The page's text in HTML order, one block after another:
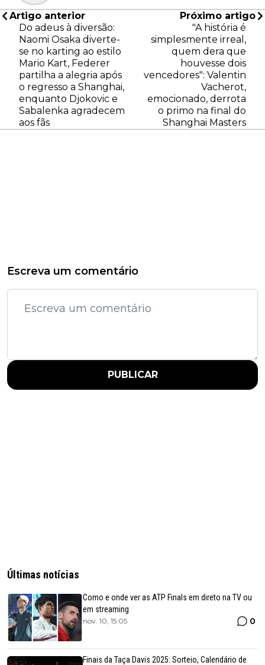
Artigo anterior
Do adeus à diversão:
Naomi Osaka diverte-
se no karting ao estilo
Mario Kart, Federer
partilha a alegria após
o regresso a Shanghai,
enquanto Djokovic e
Sabalenka agradecem
aos fãs
Próximo artigo
"A história é
simplesmente irreal,
quem dera que
houvesse dois
vencedores": Valentin
Vacherot,
emocionado, derrota
o primo na final do
Shanghai Masters
Escreva um comentário
PUBLICAR
Últimas notícias
Como e onde ver as ATP Finals em direto na TV ou
em streaming
nov. 10, 15:05 0
Finais da Taça Davis 2025: Sorteio, Calendário de